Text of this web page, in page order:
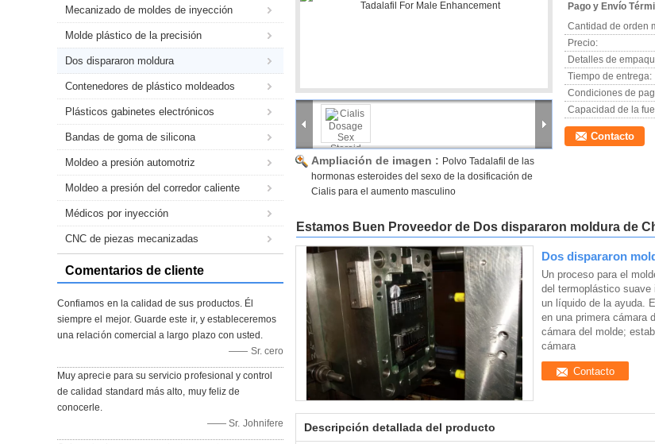
Mecanizado de moldes de inyección
Molde plástico de la precisión
Dos dispararon moldura
Contenedores de plástico moldeados
Plásticos gabinetes electrónicos
Bandas de goma de silicona
Moldeo a presión automotriz
Moldeo a presión del corredor caliente
Médicos por inyección
CNC de piezas mecanizadas
Comentarios de cliente
Confiamos en la calidad de sus productos. Él
siempre el mejor. Guarde este ir, y estableceremos
una relación comercial a largo plazo con usted.
—— Sr. cero
Muy aprecie para su servicio profesional y control
de calidad standard más alto, muy feliz de
conocerle.
—— Sr. Johnifere
Ampliación de imagen : Polvo Tadalafil de las
hormonas esteroides del sexo de la dosificación de
Cialis para el aumento masculino
Pago y Envío
Cantidad de orden
Precio:
Detalles de
Tiempo de entrega:
Condiciones de
Capacidad de la
Contacto
Estamos Buen Proveedor de Dos dispararon moldura de
Dos dispararon
Un proceso para el
del termoplástico suave
un líquido de la ayuda.
en una primera cámara
cámara del molde;
cámara
Contacto
Descripción detallada del producto